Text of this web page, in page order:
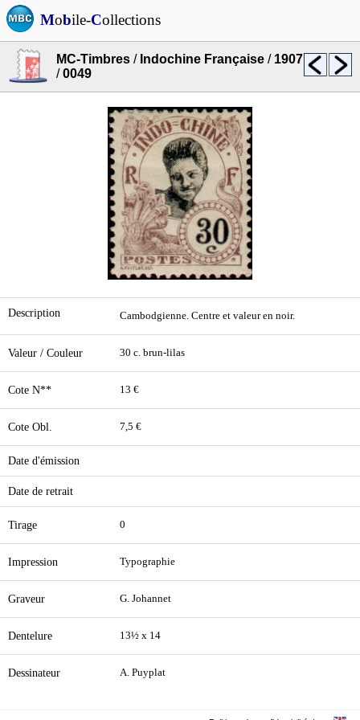
Mobile-Collections
MC-Timbres / Indochine Française / 1907
/0049
Description Cambodgienne. Centre et valeur en noir.
Valeur / Couleur 30 c. brun-lilas
Cote N** 13 €
Cote Obl. 7,5 €
Date d'émission
Date de retrait
Tirage 0
Impression Typographie
Graveur G. Johannet
Dentelure 13½ x 14
Dessinateur A. Puyplat